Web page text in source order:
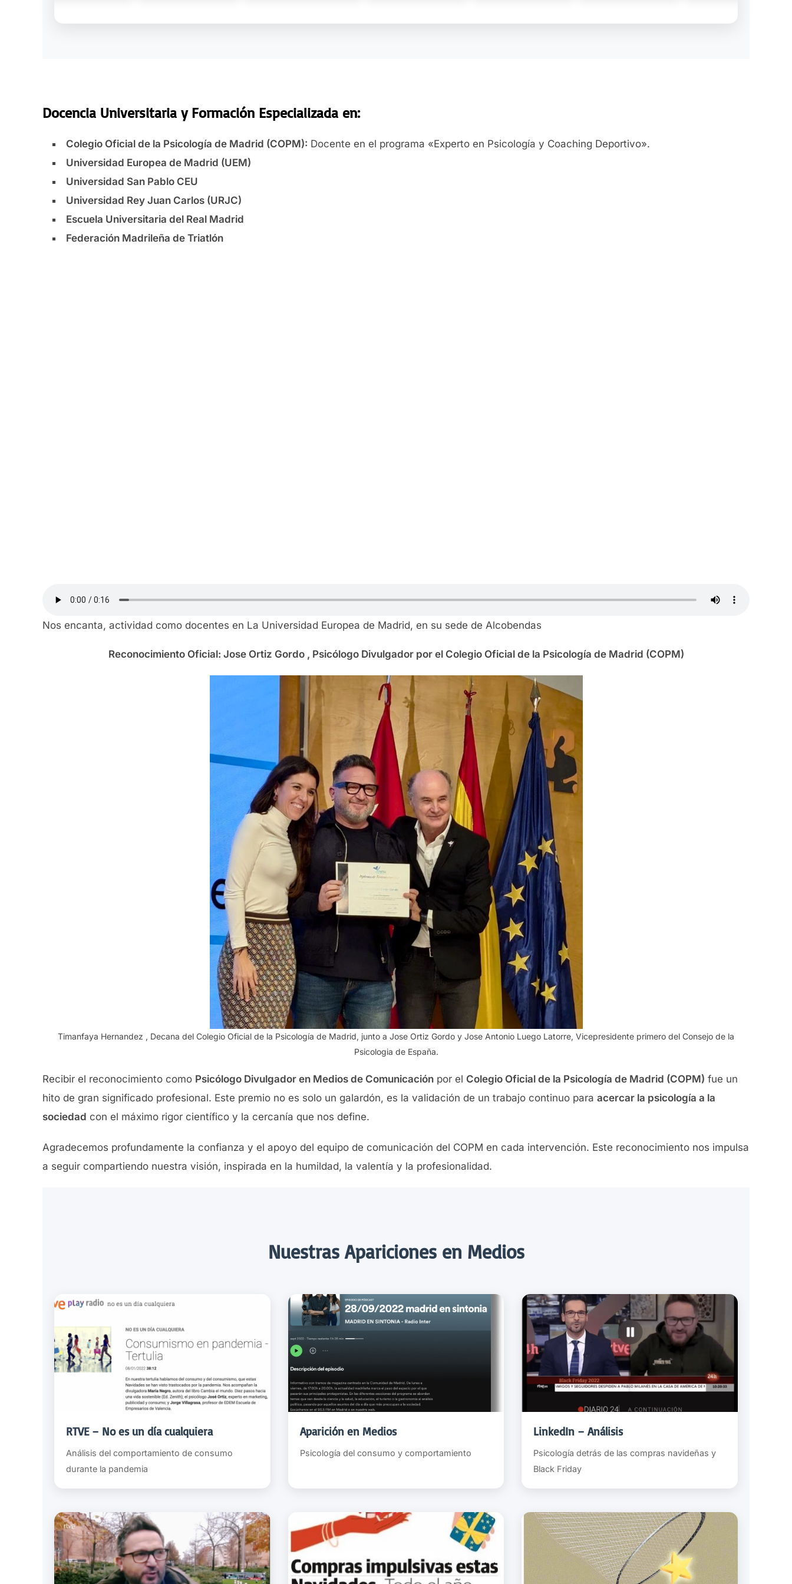
Docencia Universitaria y Formación Especializada en:
Colegio Oficial de la Psicología de Madrid (COPM): Docente en el programa «Experto en Psicología y Coaching Deportivo».
Universidad Europea de Madrid (UEM)
Universidad San Pablo CEU
Universidad Rey Juan Carlos (URJC)
Escuela Universitaria del Real Madrid
Federación Madrileña de Triatlón
Nos encanta, actividad como docentes en La Universidad Europea de Madrid, en su sede de Alcobendas
Reconocimiento Oficial: Jose Ortiz Gordo , Psicólogo Divulgador por el Colegio Oficial de la Psicología de Madrid (COPM)
Timanfaya Hernandez , Decana del Colegio Oficial de la Psicología de Madrid, junto a Jose Ortiz Gordo y Jose Antonio Luego Latorre, Vicepresidente primero del Consejo de la
Psicologia de España.
Recibir el reconocimiento como Psicólogo Divulgador en Medios de Comunicación por el Colegio Oficial de la Psicología de Madrid (COPM) fue un
hito de gran significado profesional. Este premio no es solo un galardón, es la validación de un trabajo continuo para acercar la psicología a la
sociedad con el máximo rigor científico y la cercanía que nos define.
Agradecemos profundamente la confianza y el apoyo del equipo de comunicación del COPM en cada intervención. Este reconocimiento nos impulsa
a seguir compartiendo nuestra visión, inspirada en la humildad, la valentía y la profesionalidad.
Nuestras Apariciones en Medios
RTVE – No es un día cualquiera
Análisis del comportamiento de consumo
durante la pandemia
Aparición en Medios
Psicología del consumo y comportamiento
LinkedIn – Análisis
Psicología detrás de las compras navideñas y
Black Friday